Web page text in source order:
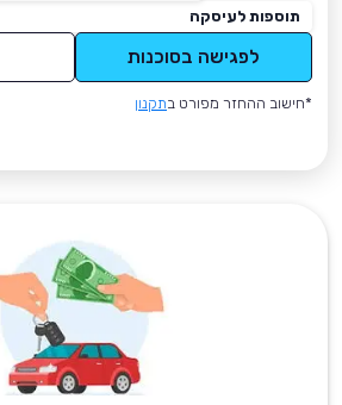
תוספות לעיסקה
לפגישה בסוכנות
*חישוב ההחזר מפורט בתקנון